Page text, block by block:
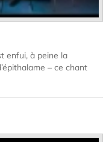
enfui, à peine la
– ce chant